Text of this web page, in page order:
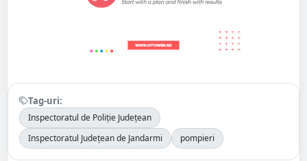
Tag-uri:
Inspectoratul de Poliție Județean
Inspectoratul Județean de Jandarmi
pompieri